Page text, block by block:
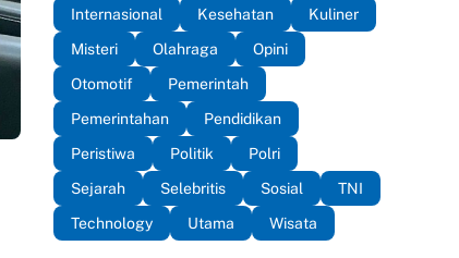
Internasional
Kesehatan
Kuliner
Misteri
Olahraga
Opini
Otomotif
Pemerintah
Pemerintahan
Pendidikan
Peristiwa
Politik
Polri
Sejarah
Selebritis Sosial
TNI
Technology
Utama Wisata